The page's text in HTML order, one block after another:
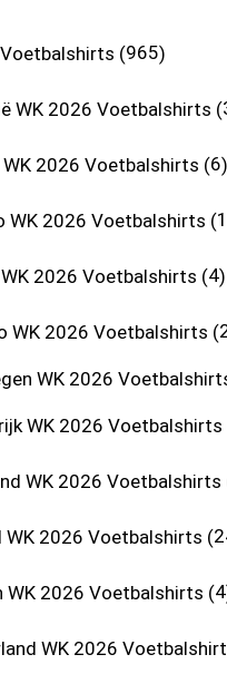
965
WK 2026 Voetbalshirts
WK 2026 Voetbalshirts 6
WK 2026 Voetbalshirts 1
2026 Voetbalshirts 4
WK 2026 Voetbalshirts
WK 2026
WK 2026 Voetbalshirts
WK 2026 Voetbalshirts
WK 2026 Voetbalshirts
WK 2026 Voetbalshirts 4
WK 2026